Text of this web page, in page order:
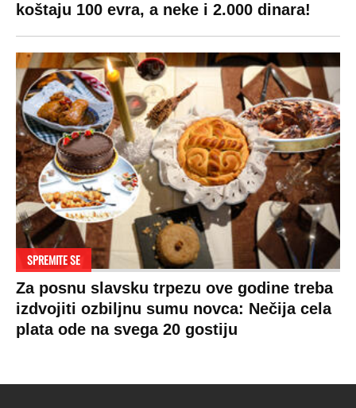
koštaju 100 evra, a neke i 2.000 dinara!
SPREMITE SE
Za posnu slavsku trpezu ove godine treba
izdvojiti ozbiljnu sumu novca: Nečija cela
plata ode na svega 20 gostiju